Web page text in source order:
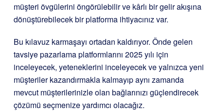
müşteri övgülerini öngörülebilir ve kârlı bir gelir akışına
dönüştürebilecek bir platforma ihtiyacınız var.
Bu kılavuz karmaşayı ortadan kaldırıyor. Önde gelen
tavsiye pazarlama platformlarını 2025 yılı için
inceleyecek, yeteneklerini inceleyecek ve yalnızca yeni
müşteriler kazandırmakla kalmayıp aynı zamanda
mevcut müşterilerinizle olan bağlarınızı güçlendirecek
çözümü seçmenize yardımcı olacağız.